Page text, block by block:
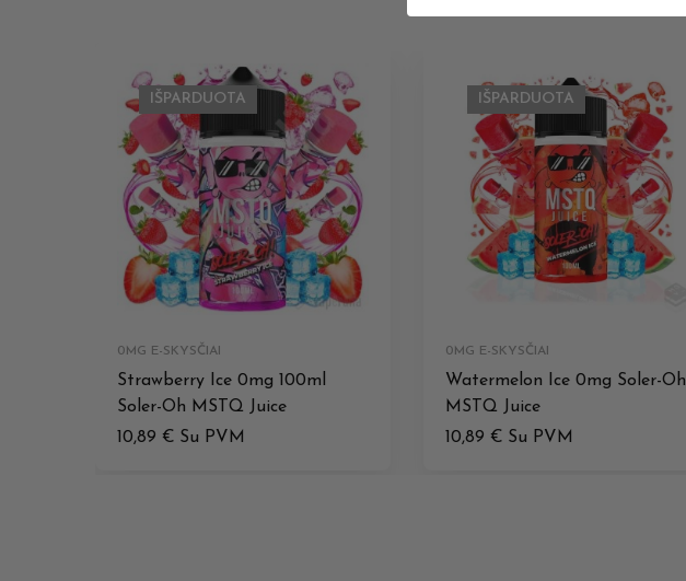
IŠPARDUOTA
0MG E-SKYSČIAI
Strawberry Ice 0mg 100ml
Soler-Oh MSTQ Juice
10,89 € Su PVM
IŠPARDUOTA
0MG E-SKYSČIAI
Watermelon Ice 0mg Soler-Oh
MSTQ Juice
10,89 € Su PVM